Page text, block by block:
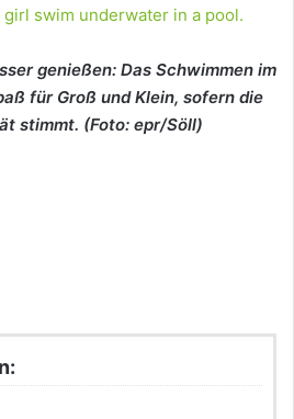
genießen: Das Schwimmen im
für Groß und Klein, sofern die
stimmt. (Foto: epr/Söll)